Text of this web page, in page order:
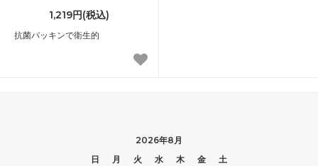
1,219円(税込)
抗菌パッキンで衛生的
2026年8月
日
月 火 水 木 金
土